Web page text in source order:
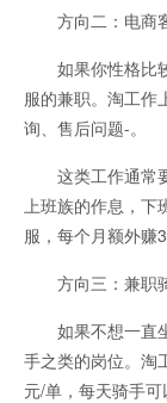
方向二：电商
如果你性格比较
服的兼职。淘工作
询、售后问题-。
这类工作通常要
上班族的作息，下
服，每个月额外赚
方向三：兼职
如果不想一直坐
手之类的岗位。淘
元/单，每天骑手